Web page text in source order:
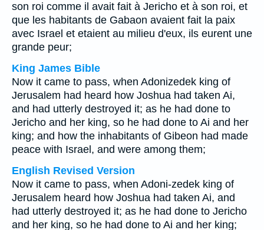
son roi comme il avait fait à Jericho et à son roi, et
que les habitants de Gabaon avaient fait la paix
avec Israel et etaient au milieu d'eux, ils eurent une
grande peur;
King James Bible
Now it came to pass, when Adonizedek king of
Jerusalem had heard how Joshua had taken Ai,
and had utterly destroyed it; as he had done to
Jericho and her king, so he had done to Ai and her
king; and how the inhabitants of Gibeon had made
peace with Israel, and were among them;
English Revised Version
Now it came to pass, when Adoni-zedek king of
Jerusalem heard how Joshua had taken Ai, and
had utterly destroyed it; as he had done to Jericho
and her king, so he had done to Ai and her king;